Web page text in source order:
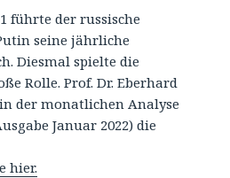
führte der russische
seine jährliche
Diesmal spielte die
Rolle. Prof. Dr. Eberhard
der monatlichen Analyse
Januar 2022) die
hier.